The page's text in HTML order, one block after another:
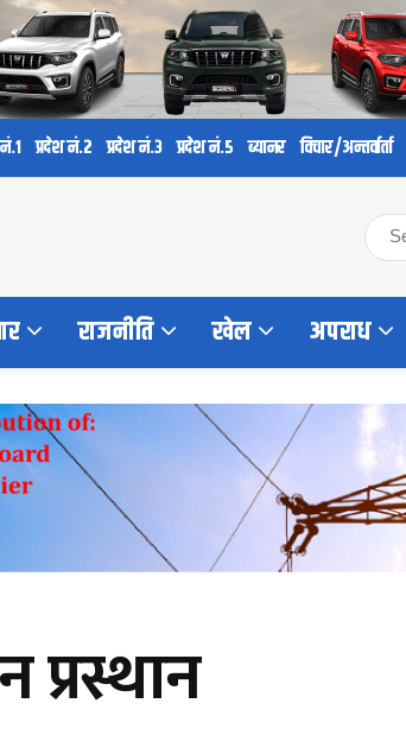
प्रदेश नं.२ प्रदेश नं.३ प्रदेश नं.५ ब्यानर विचार/अन्तर्वार्ता
राजनीति खेल अपराध
प्रस्थान